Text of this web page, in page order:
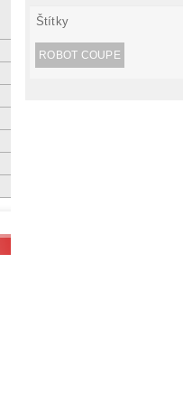
Štítky
ROBOT COUPE